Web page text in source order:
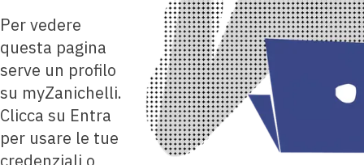
Per vedere
questa pagina
serve un profilo
su myZanichelli.
Clicca su Entra
per usare le tue
credenziali o